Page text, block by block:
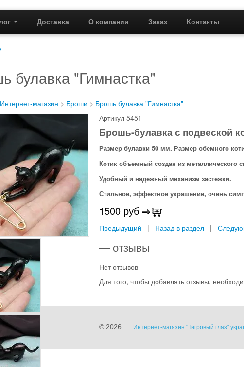
Доставка О компании Заказ Контакты
булавка "Гимнастка"
Интернет-магазин > Броши > Брошь булавка "Гимнастка"
Артикул 5451
Брошь-булавка с подвеской
Размер булавки 50 мм. Размер обемного
Котик объемный создан из металлического
Удобный и надежный механизм застежки.
Стильное, эффектное украшение, очень
1500 руб
Предыдущий | Назад в раздел |
— отзывы
Нет отзывов.
Для того, чтобы добавлять отзывы,
© 2026 Интернет-магазин "Тигровый глаз"